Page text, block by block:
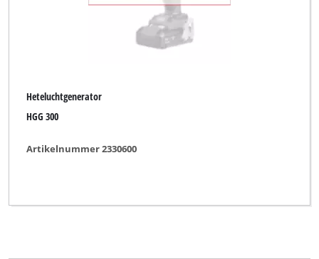
Heteluchtgenerator
HGG 300
Artikelnummer 2330600